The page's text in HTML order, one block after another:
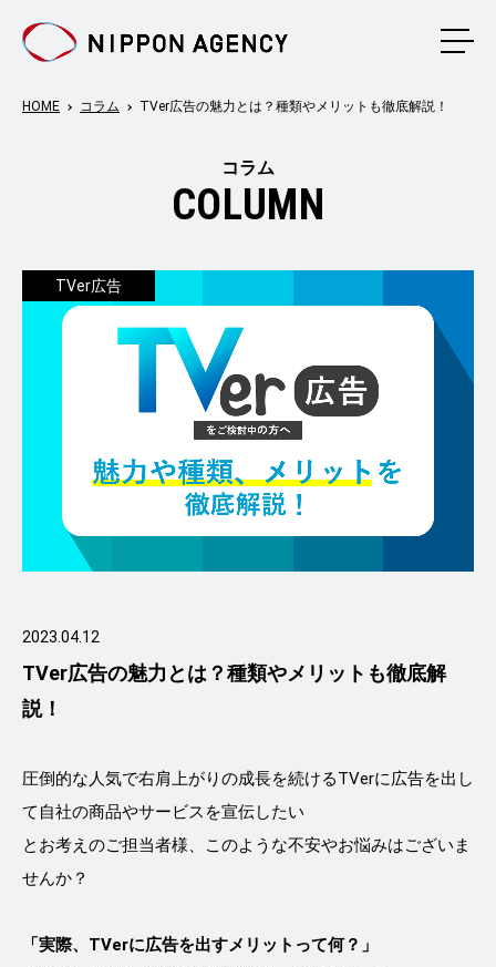
メニ
HOME コラム TVer広告の魅力とは？種類やメリットも徹底解説！
コラム
COLUMN
TVer広告
2023.04.12
TVer広告の魅力とは？種類やメリットも徹底解
説！
圧倒的な人気で右肩上がりの成長を続けるTVerに広告を出し
て自社の商品やサービスを宣伝したい
とお考えのご担当者様、このような不安やお悩みはございま
せんか？
「実際、TVerに広告を出すメリットって何？」